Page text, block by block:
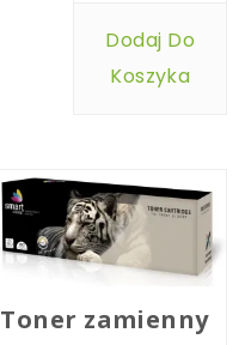
Dodaj Do
Koszyka
Toner zamienny